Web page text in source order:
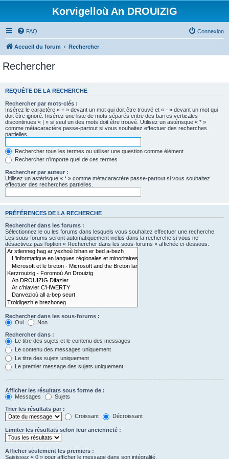
Korvigelloù An DROUIZIG
FAQ Connexion
Accueil du forum Rechercher
Rechercher
REQUÊTE DE LA RECHERCHE
Rechercher par mots-clés :
Insérez le caractère « + » devant un mot qui doit être trouvé et « - » devant un mot qui
doit être ignoré. Insérez une liste de mots séparés entre des barres verticales
discontinues « | » si seul un des mots doit être trouvé. Utilisez un astérisque « * »
comme métacaractère passe-partout si vous souhaitez effectuer des recherches
partielles.
Rechercher tous les termes ou utiliser une question comme élément
Rechercher n’importe quel de ces termes
Rechercher par auteur :
Utilisez un astérisque « * » comme métacaractère passe-partout si vous souhaitez
effectuer des recherches partielles.
PRÉFÉRENCES DE LA RECHERCHE
Rechercher dans les forums :
Sélectionnez le ou les forums dans lesquels vous souhaitez effectuer une recherche.
Les sous-forums seront automatiquement inclus dans la recherche si vous ne
désactivez pas l’option « Rechercher dans les sous-forums » affichée ci-dessous.
Rechercher dans les sous-forums :
Oui
Non
Rechercher dans :
Le titre des sujets et le contenu des messages
Le contenu des messages uniquement
Le titre des sujets uniquement
Le premier message des sujets uniquement
Afficher les résultats sous forme de :
Messages
Sujets
Trier les résultats par :
Croissant
Décroissant
Limiter les résultats selon leur ancienneté :
Afficher seulement les premiers :
Saisissez « 0 » pour afficher le message dans son intégralité.